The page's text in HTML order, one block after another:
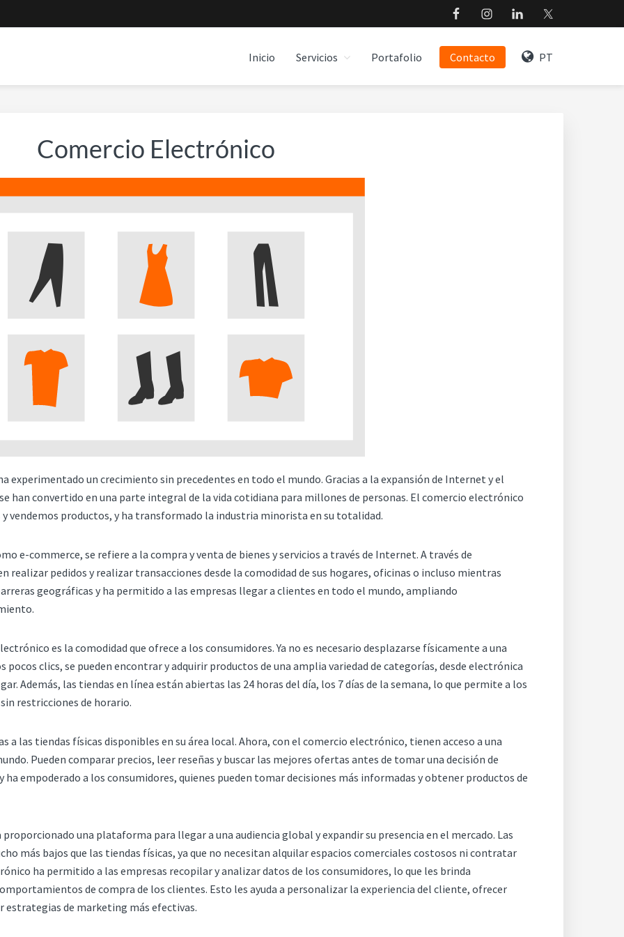
Inicio Servicios Portafolio Contacto PT
Comercio Electrónico
experimentado un crecimiento sin precedentes en todo el mundo. Gracias a la expansión de Internet y el
han convertido en una parte integral de la vida cotidiana para millones de personas. El comercio electrónico
vendemos productos, y ha transformado la industria minorista en su totalidad.
e-commerce, se refiere a la compra y venta de bienes y servicios a través de Internet. A través de
realizar pedidos y realizar transacciones desde la comodidad de sus hogares, oficinas o incluso mientras
geográficas y ha permitido a las empresas llegar a clientes en todo el mundo, ampliando
es la comodidad que ofrece a los consumidores. Ya no es necesario desplazarse físicamente a una
clics, se pueden encontrar y adquirir productos de una amplia variedad de categorías, desde electrónica
Además, las tiendas en línea están abiertas las 24 horas del día, los 7 días de la semana, lo que permite a los
restricciones de horario.
las tiendas físicas disponibles en su área local. Ahora, con el comercio electrónico, tienen acceso a una
Pueden comparar precios, leer reseñas y buscar las mejores ofertas antes de tomar una decisión de
empoderado a los consumidores, quienes pueden tomar decisiones más informadas y obtener productos de
una plataforma para llegar a una audiencia global y expandir su presencia en el mercado. Las
más bajos que las tiendas físicas, ya que no necesitan alquilar espacios comerciales costosos ni contratar
ha permitido a las empresas recopilar y analizar datos de los consumidores, lo que les brinda
de compra de los clientes. Esto les ayuda a personalizar la experiencia del cliente, ofrecer
estrategias de marketing más efectivas.